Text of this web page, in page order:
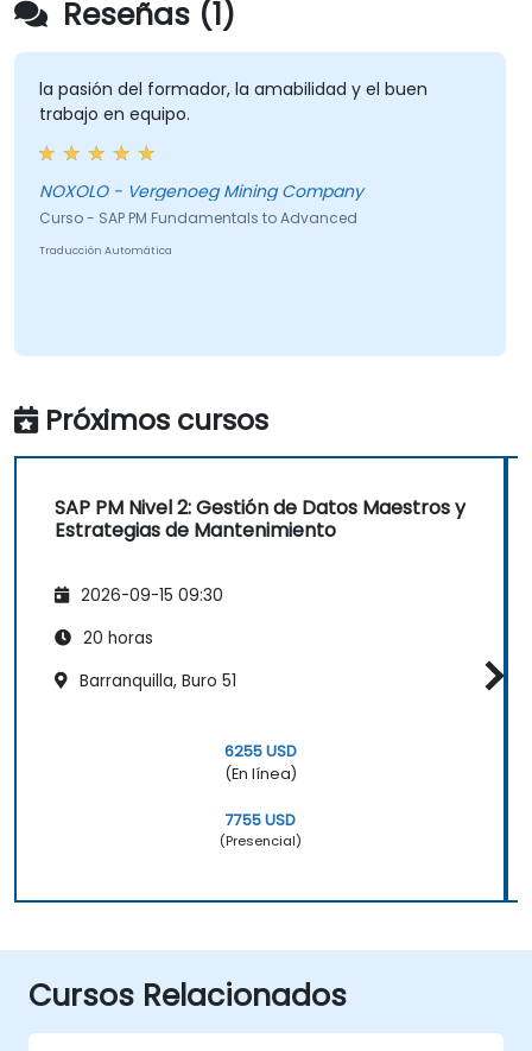
Reseñas (1)
la pasión del formador, la amabilidad y el buen
trabajo en equipo.
NOXOLO - Vergenoeg Mining Company
Curso - SAP PM Fundamentals to Advanced
Traducción Automática
Próximos cursos
SAP PM Nivel 2: Gestión de Datos Maestros y
Estrategias de Mantenimiento
2026-09-15 09:30
20 horas
Barranquilla, Buro 51
6255 USD
(En línea)
7755 USD
(Presencial)
Cursos Relacionados